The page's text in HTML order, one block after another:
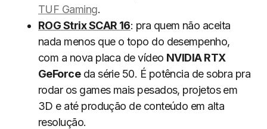
TUF Gaming.
ROG Strix SCAR 16: pra quem não aceita
nada menos que o topo do desempenho,
com a nova placa de vídeo NVIDIA RTX
GeForceda série 50. É potência de sobra pra
rodar os games mais pesados, projetos em
3D e até produção de conteúdo em alta
resolução.